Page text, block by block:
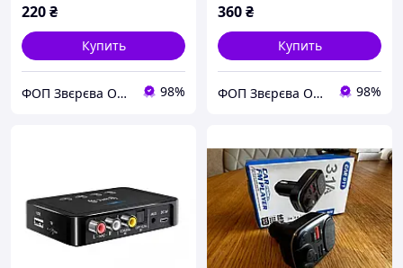
220₴
Купить
ФОП Звєрєва Олена Вячеславівна 98%
360₴
Купить
ФОП Звєрєва Олена Вячеславівна 98%